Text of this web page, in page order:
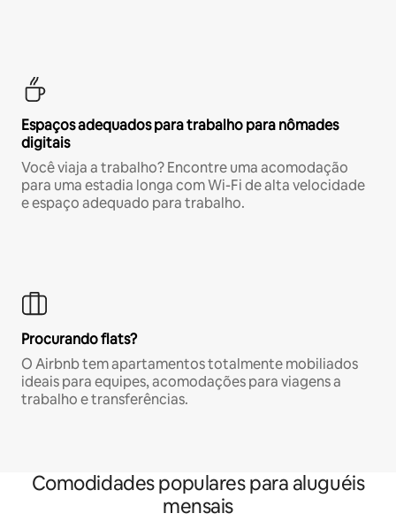
Espaços adequados para trabalho para nômades
digitais
Você viaja a trabalho? Encontre uma acomodação
para uma estadia longa com Wi-Fi de alta velocidade
e espaço adequado para trabalho.
Procurando flats?
O Airbnb tem apartamentos totalmente mobiliados
ideais para equipes, acomodações para viagens a
trabalho e transferências.
Comodidades populares para aluguéis
mensais